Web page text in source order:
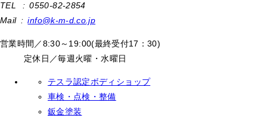
TEL : 0550-82-2854
Mail :info@k-m-d.co.jp
営業時間／8:30～19:00(最終受付17：30)
定休日／毎週火曜・水曜日
テスラ認定ボディショップ
車検・点検・整備
鈑金塗装